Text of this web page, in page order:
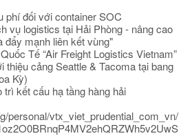
phí đối với container SOC
vụ logistics tại Hải Phòng - nâng cao
đẩy mạnh liên kết vùng"
Tế “Air Freight Logistics Vietnam”
thiệu cảng Seattle & Tacoma tại bang
Kỳ)
trì kết cấu hạ tầng hàng hải
personal/vtx_viet_prudential_com_vn/